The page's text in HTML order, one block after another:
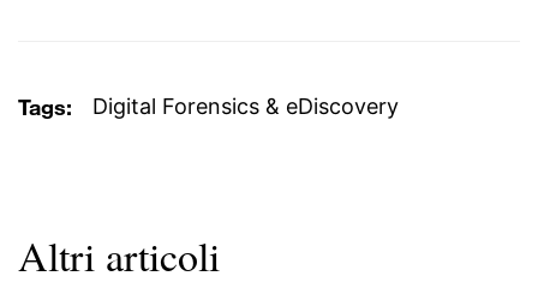
Tags: Digital Forensics & eDiscovery
Altri articoli